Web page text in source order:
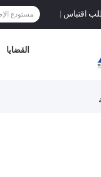
اقتباس |
القضايا